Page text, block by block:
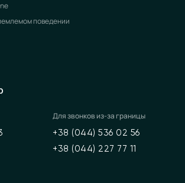
поведении
Для звонков из-за границы
+38 (044) 536 02 56
+38 (044) 227 77 11